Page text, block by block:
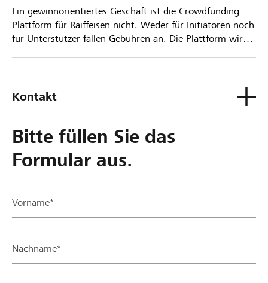
Ein gewinnorientiertes Geschäft ist die Crowdfunding-
Plattform für Raiffeisen nicht. Weder für Initiatoren noch
für Unterstützer fallen Gebühren an. Die Plattform wird
Kontakt
Bitte füllen Sie das
Formular aus.
Vorname*
Nachname*